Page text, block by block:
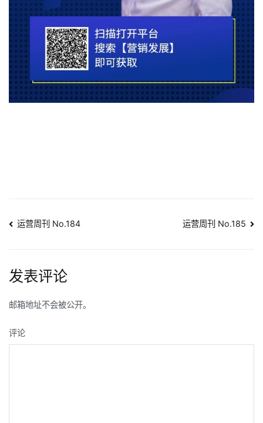
文
导
航
运营周刊 No.184 运营周刊 No.185
发表评论
邮箱地址不会被公开。
评论